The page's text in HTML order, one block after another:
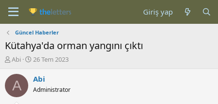
Giriş yap
Güncel Haberler
Kütahya'da orman yangını çıktı
K
n
b
u
Abi
B
ş
a
26 Tem 2023
A Abi
Administrator